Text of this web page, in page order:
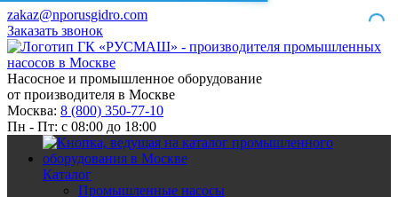
zakaz@nporusgidro.com
Заказать звонок
Насосное и промышленное оборудование
от производителя в Москве
Москва: 8 (800) 350-77-10
Пн - Пт: с 08:00 до 18:00
Каталог
Промышленные насосы